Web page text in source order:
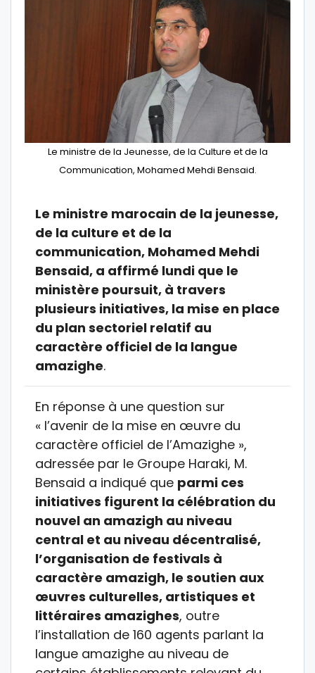
Le ministre de la Jeunesse, de la Culture et de la
Communication, Mohamed Mehdi Bensaid.
Le ministre marocain de la jeunesse,
de la culture et de la
communication, Mohamed Mehdi
Bensaid, a affirmé lundi que le
ministère poursuit, à travers
plusieurs initiatives, la mise en place
du plan sectoriel relatif au
caractère officiel de la langue
amazighe.
En réponse à une question sur
« l’avenir de la mise en œuvre du
caractère officiel de l’Amazighe »,
adressée par le Groupe Haraki, M.
Bensaid a indiqué que parmi ces
initiatives figurent la célébration du
nouvel an amazigh au niveau
central et au niveau décentralisé,
l’organisation de festivals à
caractère amazigh, le soutien aux
œuvres culturelles, artistiques et
littéraires amazighes, outre
l’installation de 160 agents parlant la
langue amazighe au niveau de